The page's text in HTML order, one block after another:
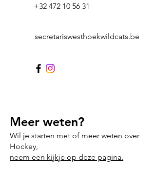
+32 472 10 56 31
secretariswesthoekwildcats.be
Meer weten?
Wil je starten met of meer weten over
Hockey,
neem een kijkje op deze pagina.